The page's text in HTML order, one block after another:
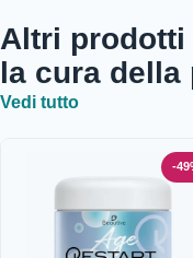
Altri prodotti
la cura della
Vedi tutto
-